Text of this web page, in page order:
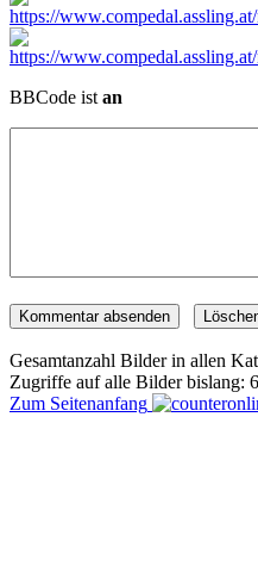
BBCode ist an
Gesamtanzahl Bilder in allen
Zugriffe auf alle Bilder bislang:
Zum Seitenanfang